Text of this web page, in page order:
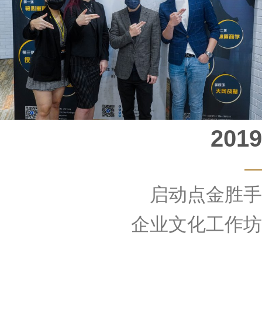
2019
启动点金胜手
企业文化工作坊